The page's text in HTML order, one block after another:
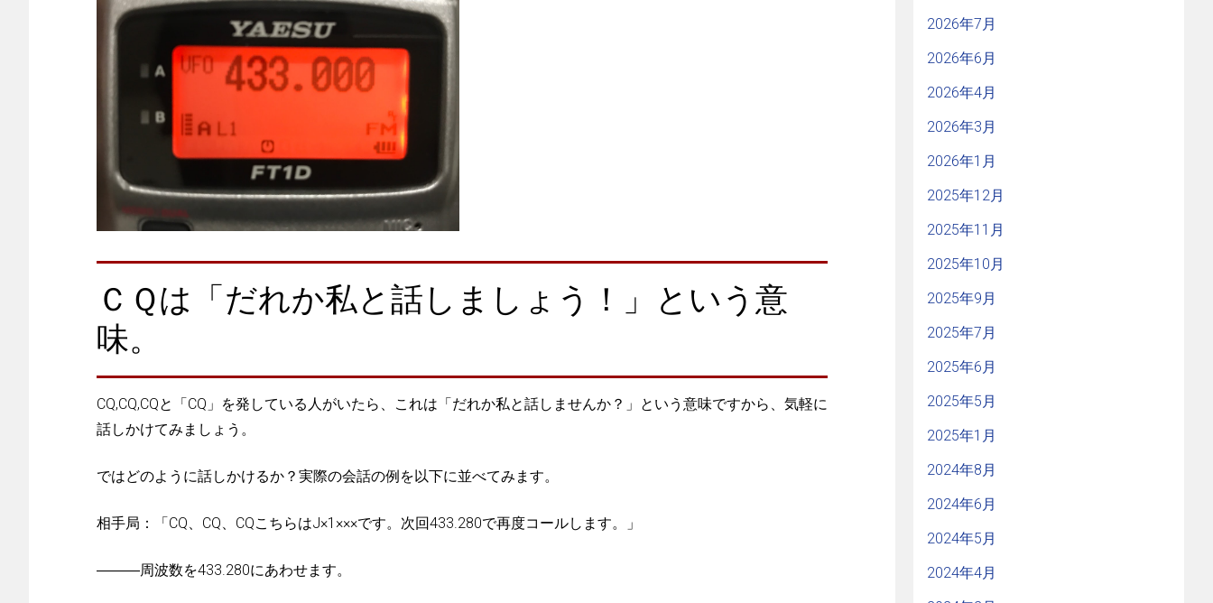
ＣＱは「だれか私と話しましょう！」という意
味。
CQ,CQ,CQと「CQ」を発している人がいたら、これは「だれか私と話しませんか？」という意味ですから、気軽に
話しかけてみましょう。
ではどのように話しかけるか？実際の会話の例を以下に並べてみます。
相手局：「CQ、CQ、CQこちらはJ×1×××です。次回433.280で再度コールします。」
―――周波数を433.280にあわせます。
2026年7月
2026年6月
2026年4月
2026年3月
2026年1月
2025年12月
2025年11月
2025年10月
2025年9月
2025年7月
2025年6月
2025年5月
2025年1月
2024年8月
2024年6月
2024年5月
2024年4月